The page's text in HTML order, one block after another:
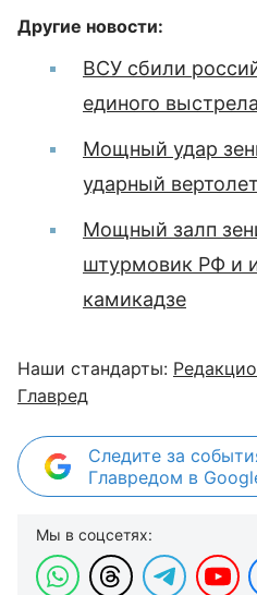
Другие новости:
ВСУ сбили
единого выстрела
Мощный удар
ударный
Мощный залп
штурмовик РФ и
камикадзе
Наши стандарты:
Главред
Следите за
Главредом в
Мы в соцсетях: